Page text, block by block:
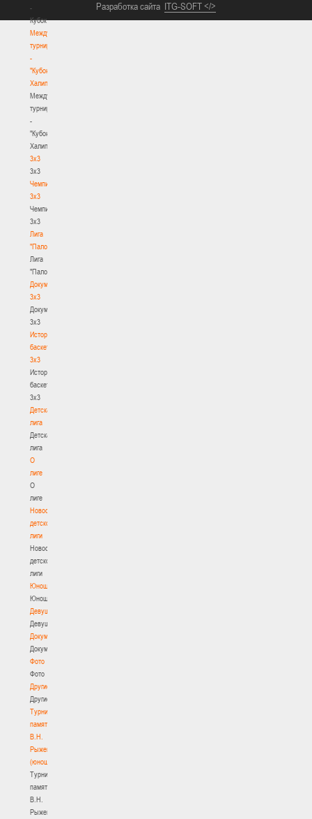
-
Кубок
Международный
турнир
-
"Кубок
Халипского"
Международный
турнир
-
"Кубок
Халипского"
3x3
3x3
Чемпионат
3х3
Чемпионат
3х3
Лига
"Палова"
Лига
"Палова"
Документы
3х3
Документы
3х3
История
баскетбола
3х3
История
баскетбола
3х3
Детская
лига
Детская
лига
О
лиге
О
лиге
Новости
детской
лиги
Новости
детской
лиги
Юноши
Юноши
Девушки
Девушки
Документы
Документы
Фото
Фото
Другие
Другие
Турнир
памяти
В.Н.
Рыженкова
(юноши)
Турнир
памяти
В.Н.
Рыженкова
Разработка сайта ITG-SOFT </>